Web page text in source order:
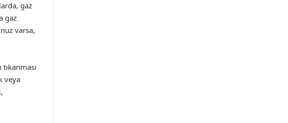
gaz
gaz
varsa,
veya